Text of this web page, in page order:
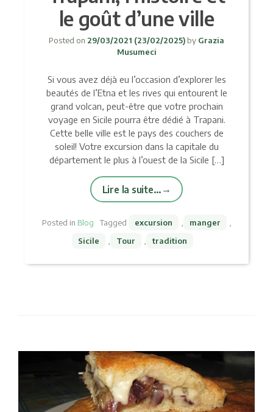
le goût d’une ville
Posted on 29/03/2021 (23/02/2025) by Grazia
Musumeci
Si vous avez déjà eu l’occasion d’explorer les
beautés de l’Etna et les rives qui entourent le
grand volcan, peut-être que votre prochain
voyage en Sicile pourra être dédié à Trapani.
Cette belle ville est le pays des couchers de
soleil! Votre excursion dans la capitale du
département le plus à l’ouest de la Sicile […]
Lire la suite…
Posted in Blog Tagged excursion manger
Sicile
Tour tradition